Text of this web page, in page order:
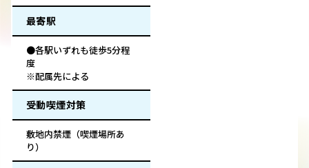
最寄駅
●各駅いずれも徒歩5分程
度
※配属先による
受動喫煙対策
敷地内禁煙（喫煙場所あ
り）